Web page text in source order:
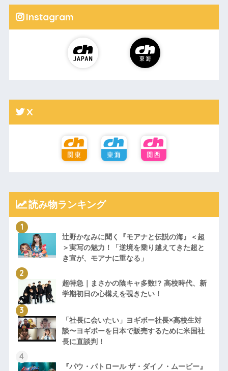
Instagram
X
読み物ランキング
辻野かなみに聞く『モアナと伝説の海』＜超
＞実写の魅力！「逆境を乗り越えてきた超と
き宣が、モアナに重なる」
超特急｜まさかの陰キャ多数!? 高校時代、新
学期初日の心構えを覗きたい！
「社長に会いたい」ヨギボー社長×高校生対
談〜ヨギボーを日本で販売するために米国社
長に直談判！
『パウ・パトロール ザ・ダイノ・ムービー』